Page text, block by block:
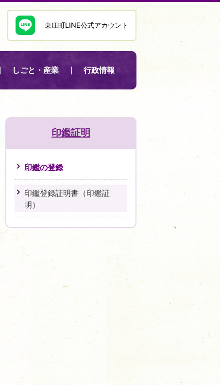
東庄町LINE公式アカウント
しごと・産業 行政情報
印鑑証明
印鑑の登録
印鑑登録証明書（印鑑証
明）